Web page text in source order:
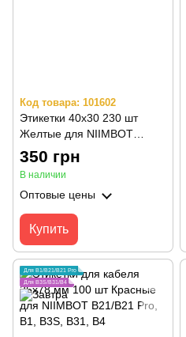
Код товара: 101602
Этикетки 40х30 230 шт
Желтые для NIIMBOT
В21/B21 Pro, B3S, B31, B1,
B4
350 грн
В наличии
Оптовые цены
Купить
Для B1/B21/B21 Pro
Для B3S/B31/B4